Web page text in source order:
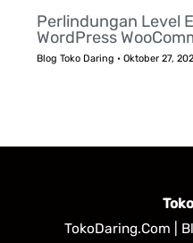
Perlindungan Level
WordPress
Blog Toko Daring •Oktober 27,
TokoDaring.Com |